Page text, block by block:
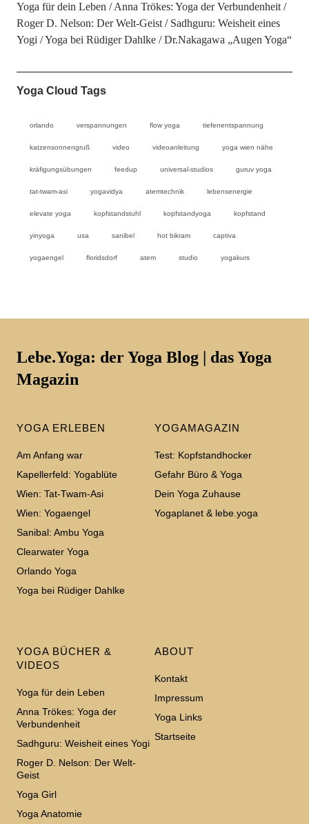
Yoga für dein Leben
Anna Trökes: Yoga der Verbundenheit
Roger D. Nelson: Der Welt-Geist
Sadhguru: Weisheit eines
Yogi
Yoga bei Rüdiger Dahlke Dr.Nakagawa „Augen Yoga“
Yoga Cloud Tags
orlando verspannungen flow yoga tiefenentspannung
katzensonnengruß video videoanleitung yoga wien nähe
kräfigungsübungen feedup universal-studios guruv yoga
tat-twam-asi yogavidya atemtechnik lebensenergie
elevate yoga kopfstandstuhl kopfstandyoga kopfstand
yinyoga usa sanibel hot bikram captiva
yogaengel floridsdorf atem studio yogakurs
Lebe.Yoga: der Yoga Blog | das Yoga
Magazin
YOGA ERLEBEN
Am Anfang war
Kapellerfeld: Yogablüte
Wien: Tat-Twam-Asi
Wien: Yogaengel
Sanibal: Ambu Yoga
Clearwater Yoga
Orlando Yoga
Yoga bei Rüdiger Dahlke
YOGAMAGAZIN
Test: Kopfstandhocker
Gefahr Büro & Yoga
Dein Yoga Zuhause
Yogaplanet & lebe.yoga
YOGA BÜCHER &
VIDEOS
Yoga für dein Leben
Anna Trökes: Yoga der
Verbundenheit
Sadhguru: Weisheit eines Yogi
Roger D. Nelson: Der Welt-
Geist
Yoga Girl
Yoga Anatomie
ABOUT
Kontakt
Impressum
Yoga Links
Startseite